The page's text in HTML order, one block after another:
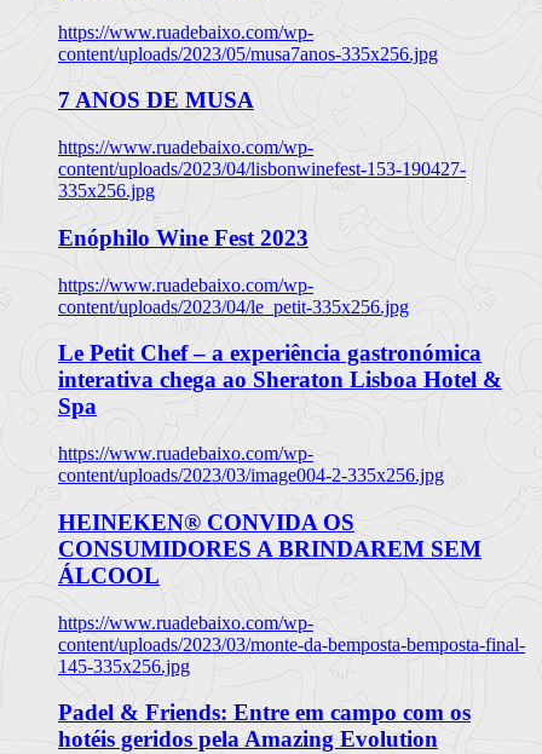
https://www.ruadebaixo.com/wp-
content/uploads/2023/05/musa7anos-335x256.jpg
7 ANOS DE MUSA
https://www.ruadebaixo.com/wp-
content/uploads/2023/04/lisbonwinefest-153-190427-
335x256.jpg
Enóphilo Wine Fest 2023
https://www.ruadebaixo.com/wp-
content/uploads/2023/04/le_petit-335x256.jpg
Le Petit Chef – a experiência gastronómica
interativa chega ao Sheraton Lisboa Hotel &
Spa
https://www.ruadebaixo.com/wp-
content/uploads/2023/03/image004-2-335x256.jpg
HEINEKEN® CONVIDA OS
CONSUMIDORES A BRINDAREM SEM
ÁLCOOL
https://www.ruadebaixo.com/wp-
content/uploads/2023/03/monte-da-bemposta-bemposta-final-
145-335x256.jpg
Padel & Friends: Entre em campo com os
hotéis geridos pela Amazing Evolution